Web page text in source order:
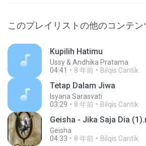
このプレイリストの他のコンテン
Kupilih Hatimu
Ussy & Andhika Pratama
04:41
8 年前 Bilqis Cantik
Tetap Dalam Jiwa
Isyana Sarasvati
03:29
8 年前 Bilqis Cantik
Geisha - Jika Saja Dia
Geisha
04:33
8 年前 Bilqis Cantik